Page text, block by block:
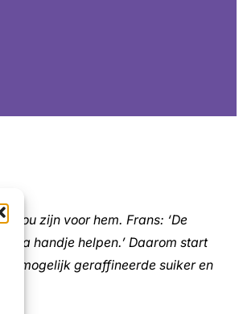
zou zijn voor hem. Frans: ‘De
handje helpen.’ Daarom start
mogelijk geraffineerde suiker en